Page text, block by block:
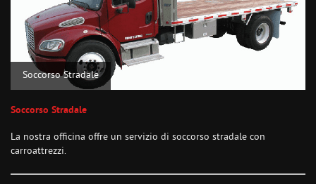
Soccorso Stradale
Soccorso Stradale
La nostra officina offre un servizio di soccorso stradale con
carroattrezzi.